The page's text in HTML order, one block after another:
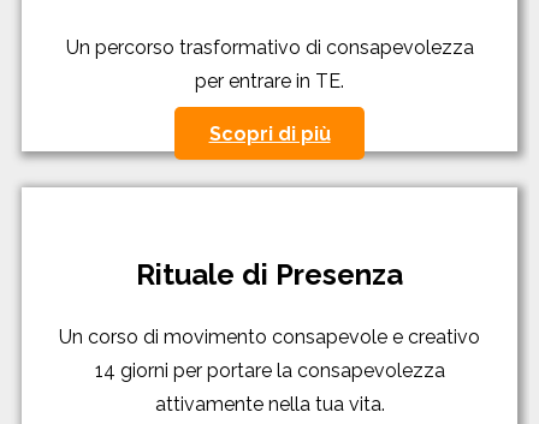
Un percorso trasformativo di consapevolezza
per entrare in TE.
Scopri di più
Rituale di Presenza
Un corso di movimento consapevole e creativo
14 giorni per portare la consapevolezza
attivamente nella tua vita.